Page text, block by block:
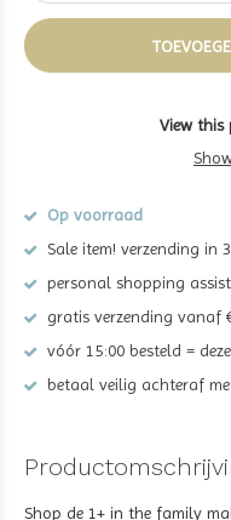
View this
Op voorraad
Sale item! verzending in
personal shopping
gratis verzending vanaf
vóór 15:00 besteld =
betaal veilig achteraf
Shop de 1+ in the family